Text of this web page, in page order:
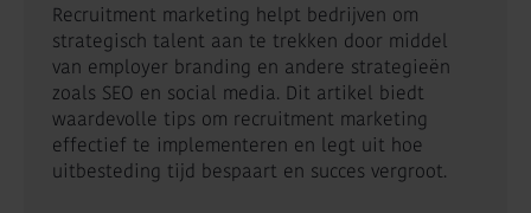
Recruitment marketing helpt bedrijven om
strategisch talent aan te trekken door middel
van employer branding en andere strategieën
zoals SEO en social media. Dit artikel biedt
waardevolle tips om recruitment marketing
effectief te implementeren en legt uit hoe
uitbesteding tijd bespaart en succes vergroot.